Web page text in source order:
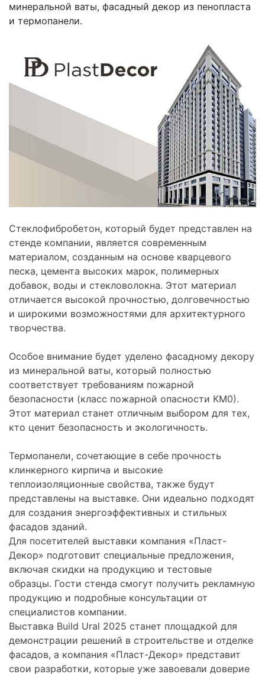
минеральной ваты, фасадный декор из пенопласта
и термопанели.
Стеклофибробетон, который будет представлен на
стенде компании, является современным
материалом, созданным на основе кварцевого
песка, цемента высоких марок, полимерных
добавок, воды и стекловолокна. Этот материал
отличается высокой прочностью, долговечностью
и широкими возможностями для архитектурного
творчества.
Особое внимание будет уделено фасадному декору
из минеральной ваты, который полностью
соответствует требованиям пожарной
безопасности (класс пожарной опасности КМ0).
Этот материал станет отличным выбором для тех,
кто ценит безопасность и экологичность.
Термопанели, сочетающие в себе прочность
клинкерного кирпича и высокие
теплоизоляционные свойства, также будут
представлены на выставке. Они идеально подходят
для создания энергоэффективных и стильных
фасадов зданий.
Для посетителей выставки компания «Пласт-
Декор» подготовит специальные предложения,
включая скидки на продукцию и тестовые
образцы. Гости стенда смогут получить рекламную
продукцию и подробные консультации от
специалистов компании.
Выставка Build Ural 2025 станет площадкой для
демонстрации решений в строительстве и отделке
фасадов, а компания «Пласт-Декор» представит
свои разработки, которые уже завоевали доверие